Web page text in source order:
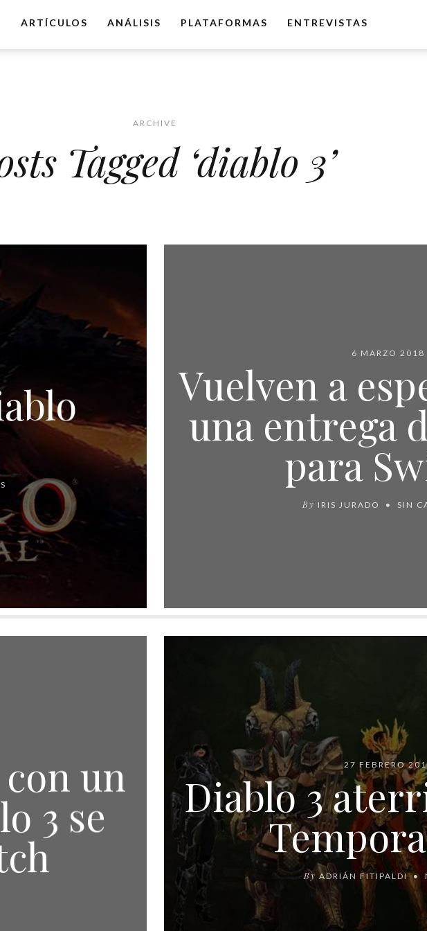
ARTÍCULOS ANÁLISIS PLATAFORMAS ENTREVISTAS
ARCHIVE
Tagged ‘diablo 3’
6 MARZO 2018
Vuelven a
una entrega
para
By IRIS JURADO SIN
un
3 se
27 FEBRERO
Diablo 3
By ADRIÁN FITIPALDI